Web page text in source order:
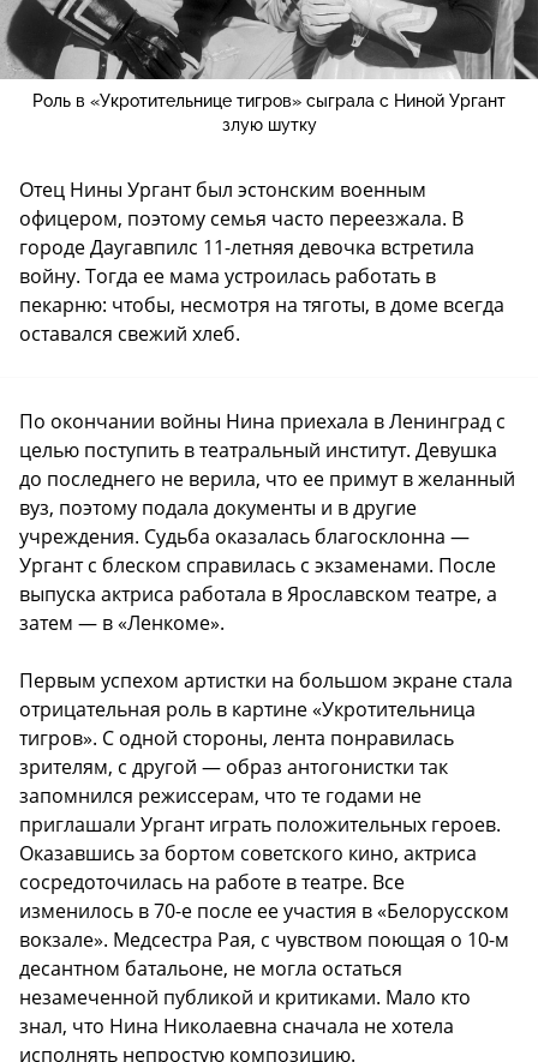
Роль в «Укротительнице тигров» сыграла с Ниной Ургант
злую шутку
Отец Нины Ургант был эстонским военным
офицером, поэтому семья часто переезжала. В
городе Даугавпилс 11-летняя девочка встретила
войну. Тогда ее мама устроилась работать в
пекарню: чтобы, несмотря на тяготы, в доме всегда
оставался свежий хлеб.
По окончании войны Нина приехала в Ленинград с
целью поступить в театральный институт. Девушка
до последнего не верила, что ее примут в желанный
вуз, поэтому подала документы и в другие
учреждения. Судьба оказалась благосклонна —
Ургант с блеском справилась с экзаменами. После
выпуска актриса работала в Ярославском театре, а
затем — в «Ленкоме».
Первым успехом артистки на большом экране стала
отрицательная роль в картине «Укротительница
тигров». С одной стороны, лента понравилась
зрителям, с другой — образ антогонистки так
запомнился режиссерам, что те годами не
приглашали Ургант играть положительных героев.
Оказавшись за бортом советского кино, актриса
сосредоточилась на работе в театре. Все
изменилось в 70-е после ее участия в «Белорусском
вокзале». Медсестра Рая, с чувством поющая о 10-м
десантном батальоне, не могла остаться
незамеченной публикой и критиками. Мало кто
знал, что Нина Николаевна сначала не хотела
исполнять непростую композицию.